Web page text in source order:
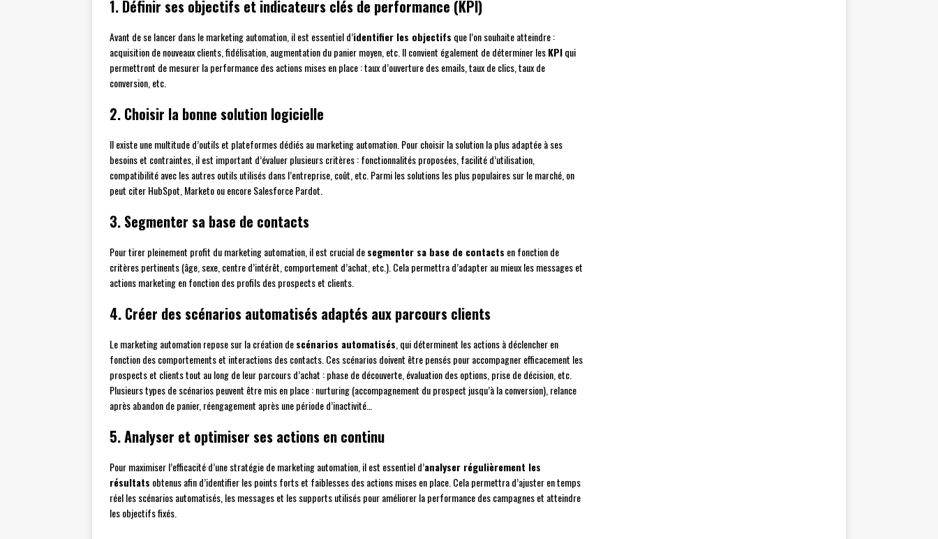
1. Définir ses objectifs et indicateurs clés de performance (KPI)
Avant de se lancer dans le marketing automation, il est essentiel d’identifier les objectifs que l’on souhaite atteindre :
acquisition de nouveaux clients, fidélisation, augmentation du panier moyen, etc. Il convient également de déterminer lesKPIqui
permettront de mesurer la performance des actions mises en place : taux d’ouverture des emails, taux de clics, taux de
conversion, etc.
2. Choisir la bonne solution logicielle
Il existe une multitude d’outils et plateformes dédiés au marketing automation. Pour choisir la solution la plus adaptée à ses
besoins et contraintes, il est important d’évaluer plusieurs critères : fonctionnalités proposées, facilité d’utilisation,
compatibilité avec les autres outils utilisés dans l’entreprise, coût, etc. Parmi les solutions les plus populaires sur le marché, on
peut citer HubSpot, Marketo ou encore Salesforce Pardot.
3. Segmenter sa base de contacts
Pour tirer pleinement profit du marketing automation, il est crucial desegmenter sa base de contacts en fonction de
critères pertinents (âge, sexe, centre d’intérêt, comportement d’achat, etc.). Cela permettra d’adapter au mieux les messages et
actions marketing en fonction des profils des prospects et clients.
4. Créer des scénarios automatisés adaptés aux parcours clients
Le marketing automation repose sur la création descénarios automatisés , qui déterminent les actions à déclencher en
fonction des comportements et interactions des contacts. Ces scénarios doivent être pensés pour accompagner efficacement les
prospects et clients tout au long de leur parcours d’achat : phase de découverte, évaluation des options, prise de décision, etc.
Plusieurs types de scénarios peuvent être mis en place : nurturing (accompagnement du prospect jusqu’à la conversion), relance
après abandon de panier, réengagement après une période d’inactivité…
5. Analyser et optimiser ses actions en continu
Pour maximiser l’efficacité d’une stratégie de marketing automation, il est essentiel d’analyser régulièrement les
résultats obtenus afin d’identifier les points forts et faiblesses des actions mises en place. Cela permettra d’ajuster en temps
réel les scénarios automatisés, les messages et les supports utilisés pour améliorer la performance des campagnes et atteindre
les objectifs fixés.